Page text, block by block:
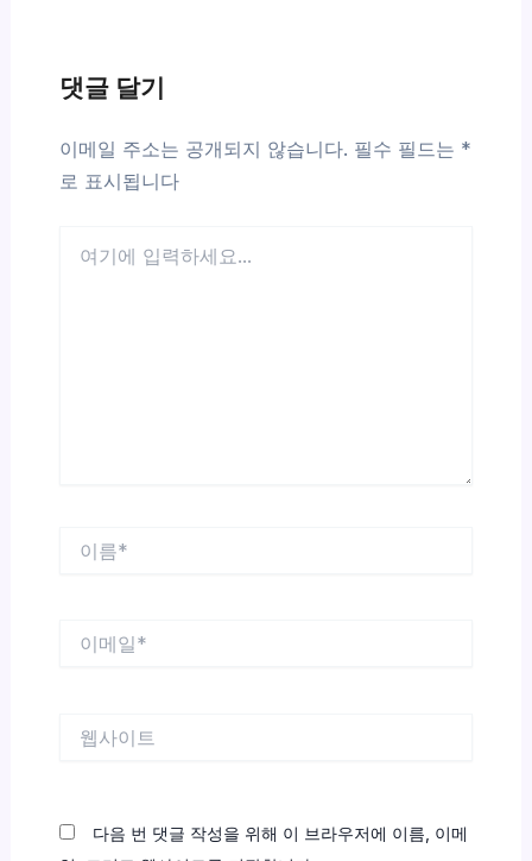
댓글 달기
이메일 주소는 공개되지 않습니다. 필수 필드는 *
로 표시됩니다
다음 번 댓글 작성을 위해 이 브라우저에 이름, 이메